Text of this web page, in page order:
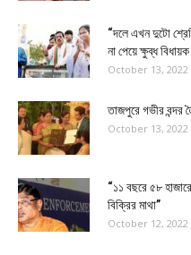
“দলে এখন দুটো
না পেয়ে ক্ষুব্ধ বিধায়ক
October 13, 2022
তাজপুরে গভীর বন্দর
October 13, 2022
“১১ বছরে ৫৮
বিক্রির মাথা”
October 12, 2022